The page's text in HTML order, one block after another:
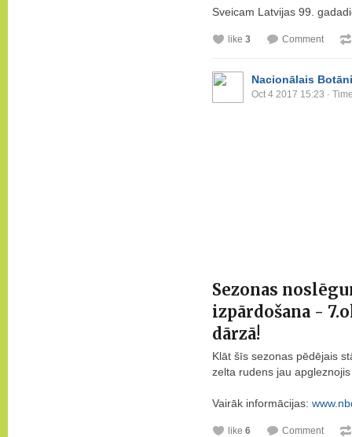
Sveicam Latvijas 99.
like 3 Comment
Nacionālais
Oct 4 2017 15:23 ·
Sezonas
izpārdošana -
dārzā!
Klāt šīs sezonas pēdējais
zelta rudens jau
Vairāk informācijas:
like 6 Comment